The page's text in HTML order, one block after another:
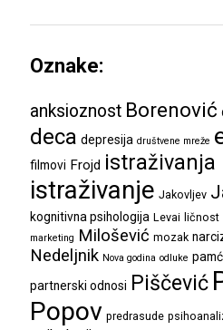
Oznake:
anksioznost Borenović
deca depresija društvene mreže
filmovi Frojd istraživanja
istraživanje Jakovljev
kognitivna psihologija Levai ličnost
marketing Milošević mozak
Nedeljnik Nova godina odluke
partnerski odnosi Piščević
Popov predrasude